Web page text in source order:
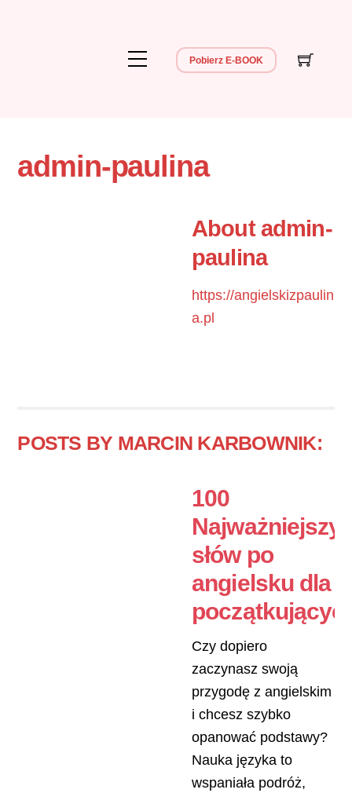
Menu Pobierz E-BOOK
admin-paulina
Aboutadmin-
paulina
https://angielskizpaulin
a.pl
POSTS BY MARCIN KARBOWNIK:
100
słów po
angielsku dla
Czy dopiero
zaczynasz swoją
przygodę z angielskim
i chcesz szybko
opanować podstawy?
Nauka języka to
wspaniała podróż,